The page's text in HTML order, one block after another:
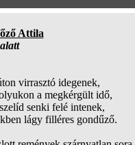
Attila
virrasztó idegenek,
a megkérgült idő,
senki felé intenek,
lágy filléres gondűző.